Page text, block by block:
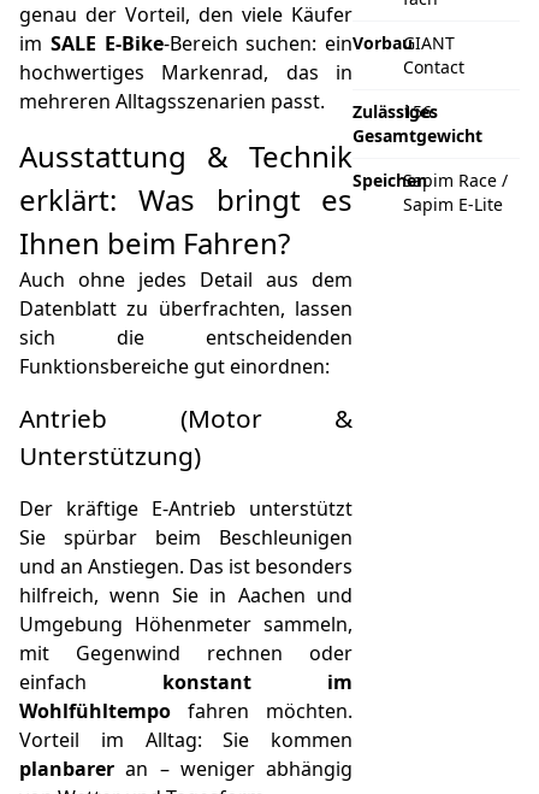
genau der Vorteil, den viele Käufer
im SALE E‑Bike-Bereich suchen: ein
hochwertiges Markenrad, das in
mehreren Alltagsszenarien passt.
Ausstattung & Technik
erklärt: Was bringt es
Ihnen beim Fahren?
Auch ohne jedes Detail aus dem
Datenblatt zu überfrachten, lassen
sich die entscheidenden
Funktionsbereiche gut einordnen:
Antrieb (Motor &
Unterstützung)
Der kräftige E‑Antrieb unterstützt
Sie spürbar beim Beschleunigen
und an Anstiegen. Das ist besonders
hilfreich, wenn Sie in Aachen und
Umgebung Höhenmeter sammeln,
mit Gegenwind rechnen oder
einfach konstant im
Wohlfühltempo fahren möchten.
Vorteil im Alltag: Sie kommen
planbarer an – weniger abhängig
VorbauGIANT
Contact
Zulässiges
Gesamtgewicht
156
SpeichenSapim Race /
Sapim E-Lite